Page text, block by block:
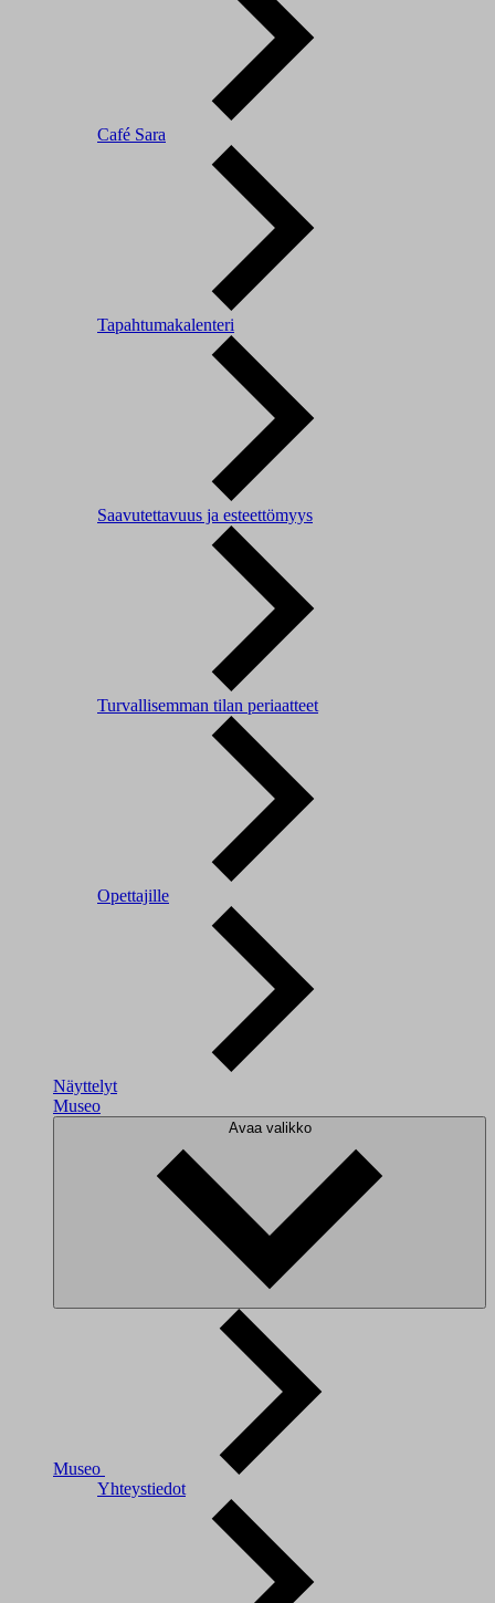
Café Sara
Tapahtumakalenteri
Saavutettavuus ja esteettömyys
Turvallisemman tilan periaatteet
Opettajille
Näyttelyt
Museo
Avaa valikko
Museo
Yhteystiedot